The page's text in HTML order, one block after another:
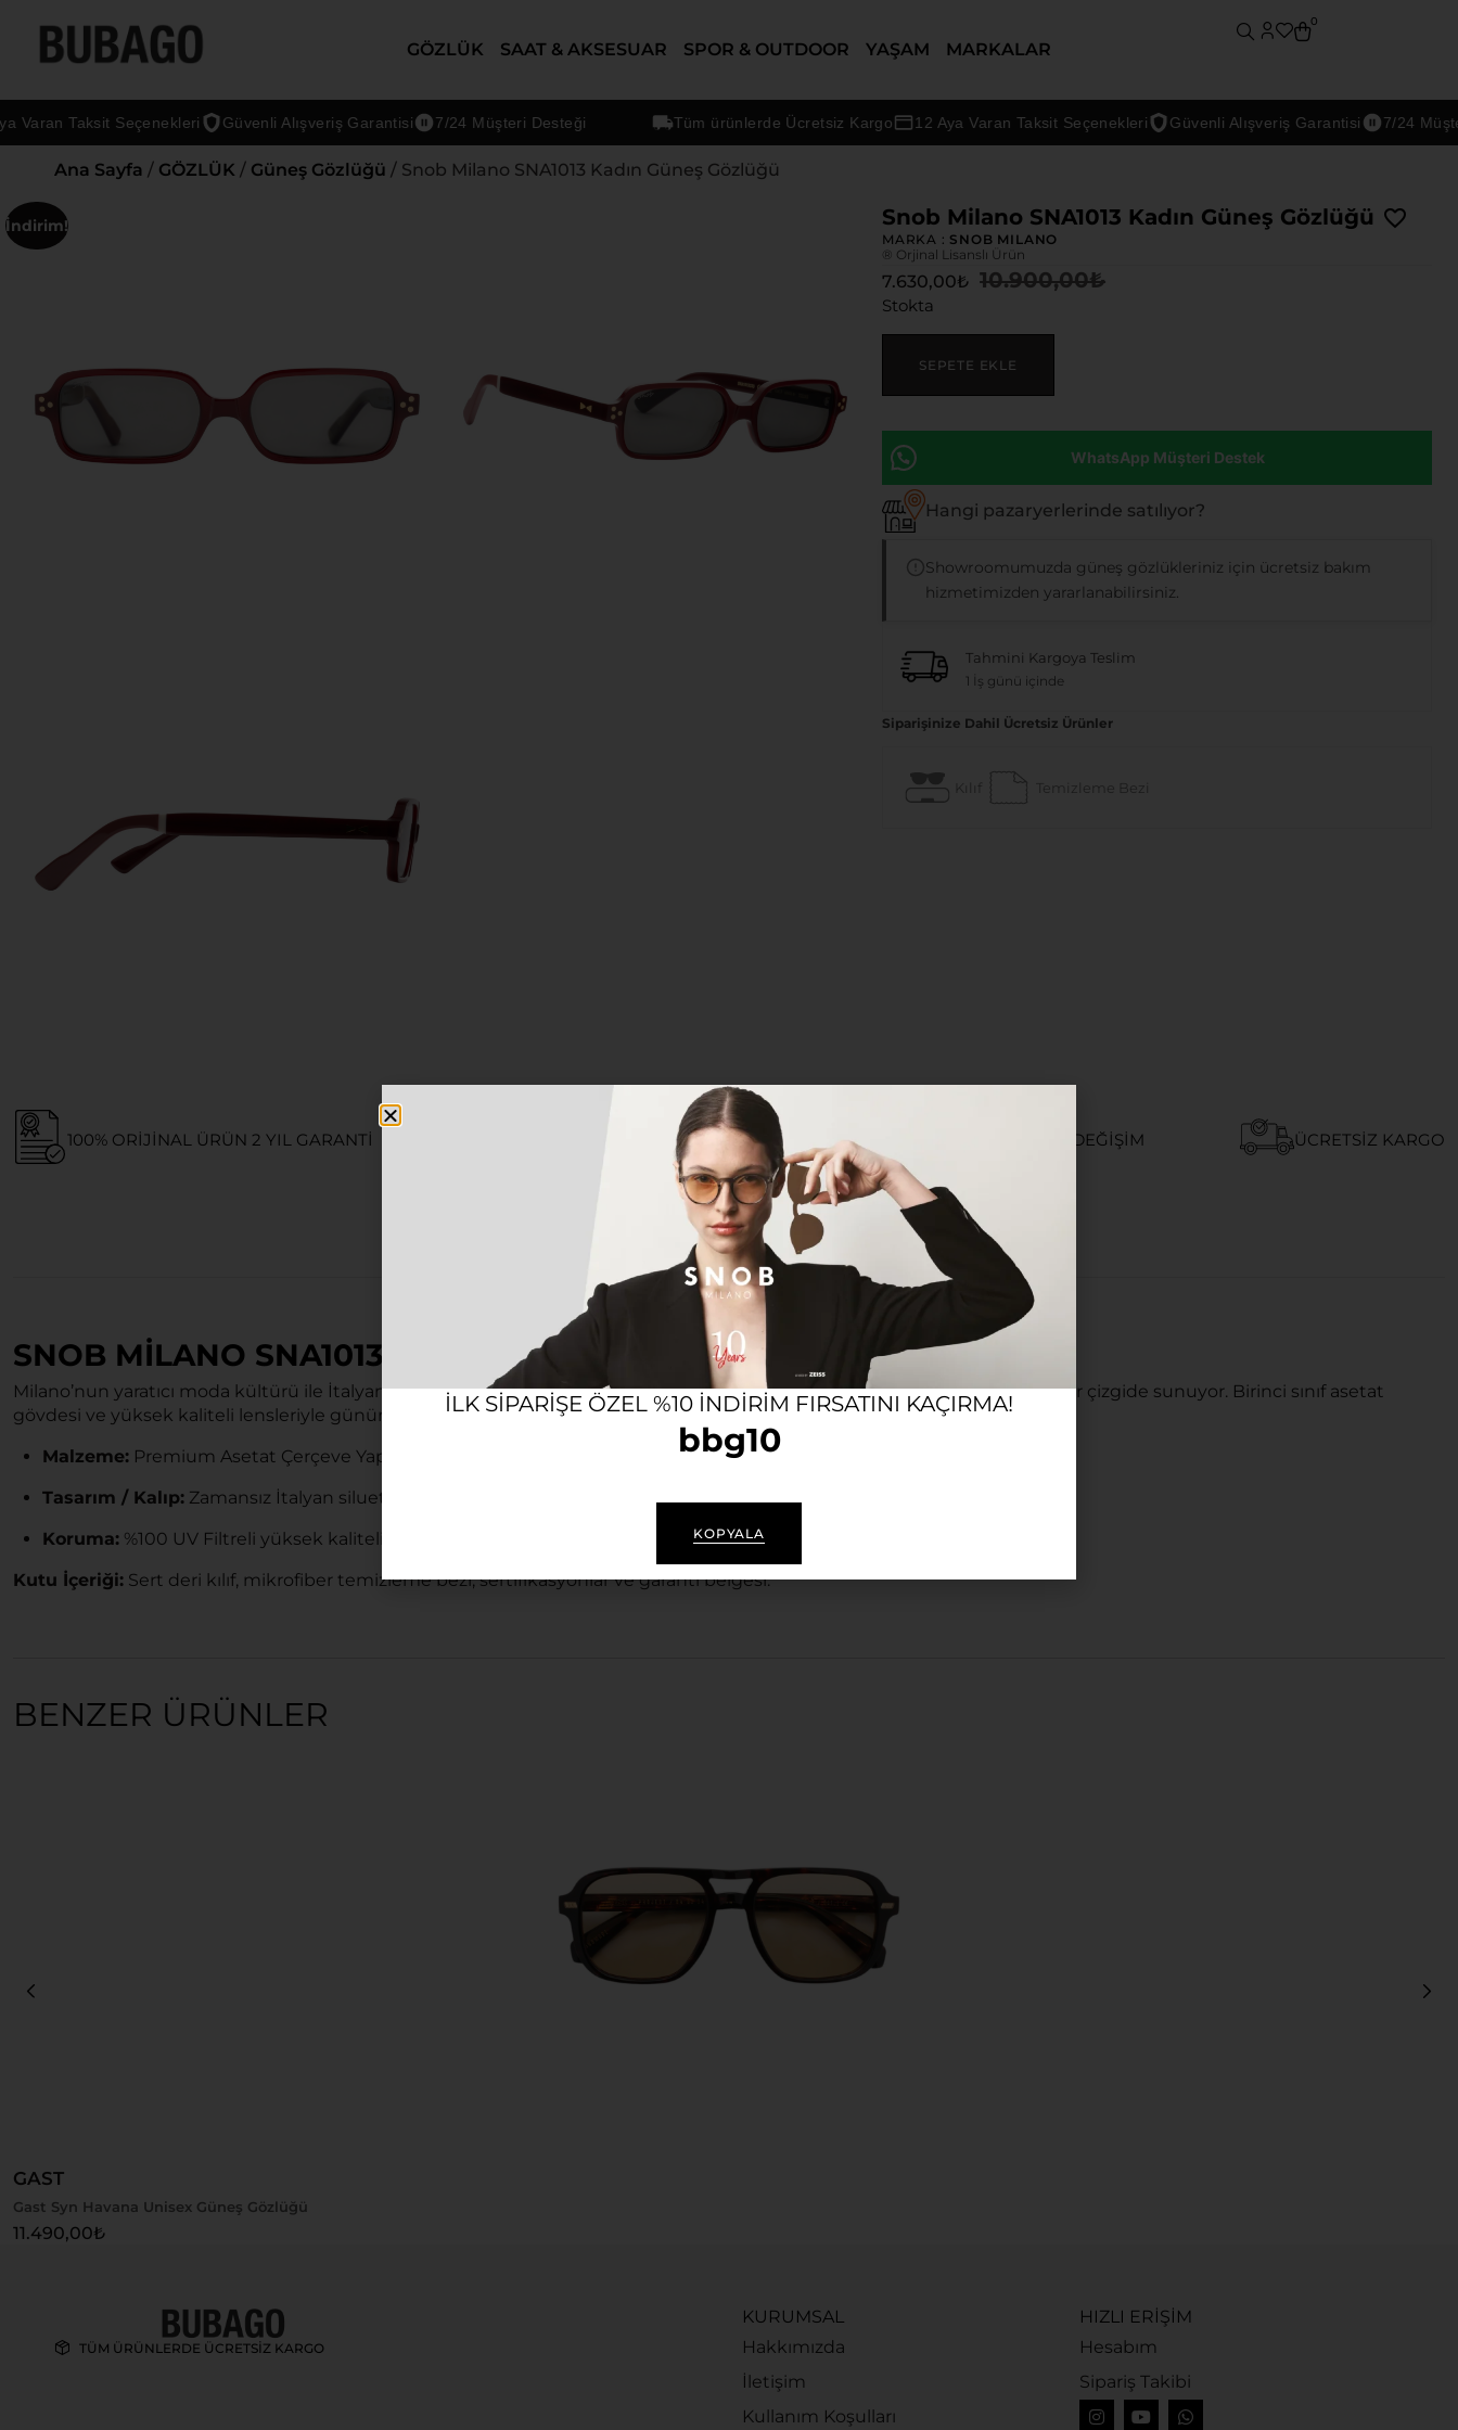
GÖZLÜK SAAT & AKSESUAR SPOR & OUTDOOR YAŞAM MARKALAR
0
Taksit Seçenekleri Güvenli Alışveriş Garantisi 7/24 Müşteri Desteği Tüm ürünlerde Ücretsiz Kargo 12 Aya Varan Taksit Seçenekleri Güvenli Alışveriş Garantisi 7/24 Müşteri
Ana Sayfa / GÖZLÜK / Güneş Gözlüğü / Snob Milano SNA1013 Kadın Güneş Gözlüğü
İndirim! Snob Milano SNA1013 Kadın Güneş Gözlüğü
MARKA : SNOB MILANO
® Orjinal Lisanslı Ürün
10.900,00₺
7.630,00₺
Stokta
SEPETE EKLE
WhatsApp Müşteri Destek
Hangi pazaryerlerinde satılıyor?
Showroomumuzda güneş gözlükleriniz için ücretsiz bakım
hizmetimizden yararlanabilirsiniz.
Tahmini Kargoya Teslim
1 İş günü içinde
Siparişinize Dahil Ücretsiz Ürünler
Kılıf Temizleme Bezi
100% ORIJINAL ÜRÜN 2 YIL GARANTI 12 AYA VARAN TAKSIT SEÇENEĞI KOLAY İADE VE DEĞIŞIM ÜCRETSIZ KARGO
Açıklama
SNOB MILANO SNA1013 KADIN GÜNEŞ GÖZLÜĞÜ
Milano’nun yaratıcı moda kültürü ile İtalyan tasarım teknolojisini buluşturan bu model, geleneksel hatları yenilikçi ve lüks bir çizgide sunuyor. Birinci sınıf asetat
gövdesi ve yüksek kaliteli lensleriyle günün her saati tarzınıza güçlü bir İtalyan dokunuşu katar.
Malzeme: Premium Asetat Çerçeve Yapısı
Tasarım / Kalıp: Zamansız İtalyan silueti, Kadın ve ergonomik yapı
Koruma: %100 UV Filtreli yüksek kaliteli lüks lensler
Kutu İçeriği: Sert deri kılıf, mikrofiber temizleme bezi, sertifikasyonlar ve garanti belgesi.
BENZER ÜRÜNLER
GAST
Gast Syn Havana Unisex Güneş Gözlüğü
11.490,00₺
TÜM ÜRÜNLERDE ÜCRETSİZ KARGO
KURUMSAL
Hakkımızda
İletişim
Kullanım Koşulları
HIZLI ERİŞİM
Hesabım
Sipariş Takibi
ILK SIPARIŞE ÖZEL %10 INDIRIM FIRSATINI KAÇIRMA!
bbg10
KOPYALA